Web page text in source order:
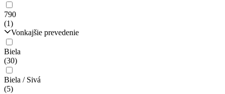
790
(1)
Vonkajšie prevedenie
Biela
(30)
Biela / Sivá
(5)